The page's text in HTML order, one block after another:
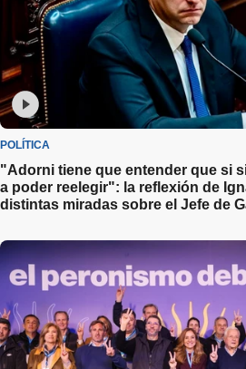
POLÍTICA
"Adorni tiene que entender que si
a poder reelegir": la reflexión de
distintas miradas sobre el Jefe de